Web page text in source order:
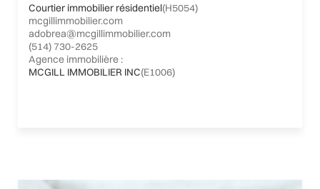
Courtier immobilier résidentiel(H5054)
mcgillimmobilier.com
adobrea@mcgillimmobilier.com
(514) 730-2625
Agence immobilière :
MCGILL IMMOBILIER INC(E1006)